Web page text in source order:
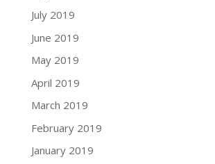
July 2019
June 2019
May 2019
April 2019
March 2019
February 2019
January 2019